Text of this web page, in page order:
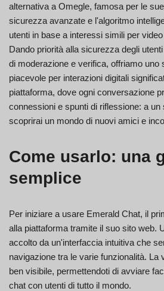
alternativa a Omegle, famosa per le
sicurezza avanzate e l'algoritmo
utenti in base a interessi simili per
Dando priorità alla sicurezza degli
di moderazione e verifica, offriamo uno
piacevole per interazioni digitali
piattaforma, dove ogni conversazione
connessioni e spunti di riflessione: a
scoprirai un mondo di nuovi amici e
Come usarlo: una
semplice
Per iniziare a usare Emerald Chat, il
alla piattaforma tramite il suo sito web.
accolto da un'interfaccia intuitiva che
navigazione tra le varie funzionalità. La
ben visibile, permettendoti di avviare
chat con utenti di tutto il mondo.